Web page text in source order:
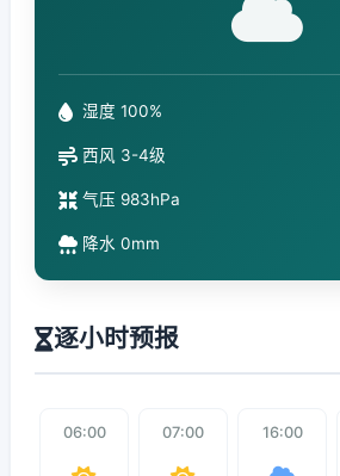
湿度 100%
西风 3-4级
气压 983hPa
降水 0mm
逐小时预报
06:00 07:00 16:00